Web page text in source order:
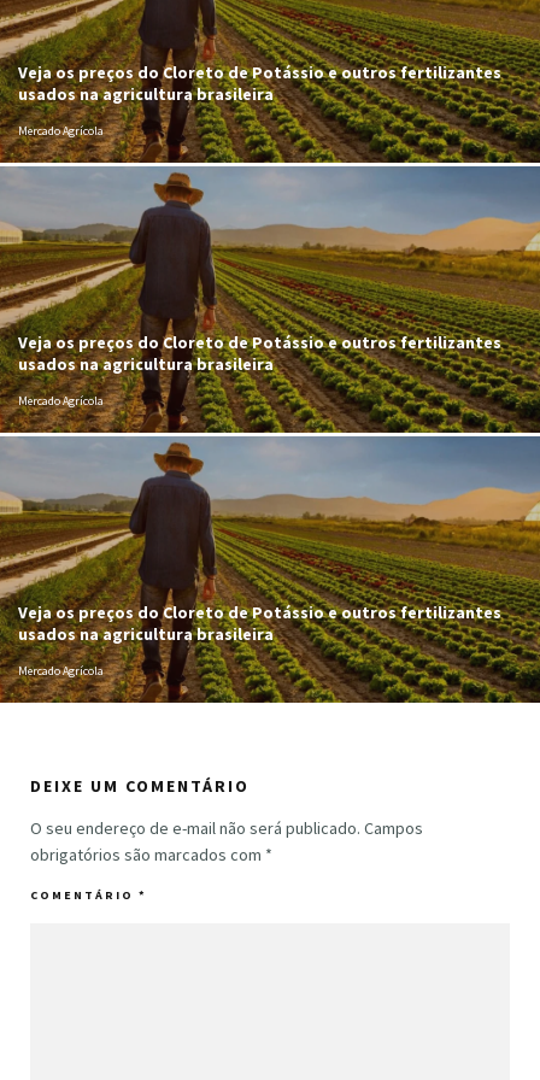
Veja os preços do Cloreto de Potássio e outros fertilizantes
usados na agricultura brasileira
Mercado Agrícola
Veja os preços do Cloreto de Potássio e outros fertilizantes
usados na agricultura brasileira
Mercado Agrícola
Veja os preços do Cloreto de Potássio e outros fertilizantes
usados na agricultura brasileira
Mercado Agrícola
DEIXE UM COMENTÁRIO
O seu endereço de e-mail não será publicado. Campos
obrigatórios são marcados com *
COMENTÁRIO *